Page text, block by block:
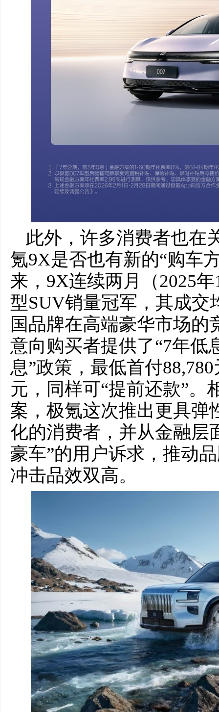
此外，许多消费者也在
氪9X是否也有新的“购车
来，9X连续两月（2025
型SUV销量冠军，其成交
国品牌在高端豪华市场
意向购买者提供了“7年低
息”政策，最低首付
元，同样可“提前还款”。
案，极氪这次推出更具弹
化的消费者，并从金融层
豪车”的用户诉求，推动
冲击品效双高。